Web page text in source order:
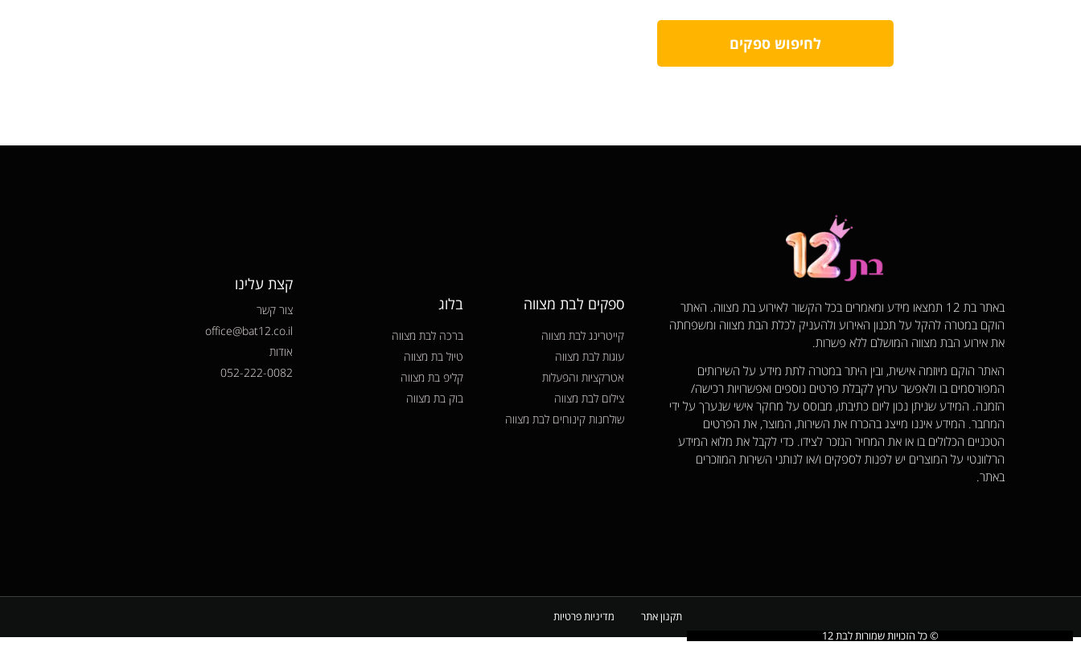
לחיפוש ספקים
באתר בת 12 תמצאו מידע ומאמרים בכל הקשור לאירוע בת מצווה. האתר
הוקם במטרה להקל על תכנון האירוע ולהעניק לכלת הבת מצווה ומשפחתה
את אירוע הבת מצווה המושלם ללא פשרות.
האתר הוקם מיוזמה אישית, ובין היתר במטרה לתת מידע על השירותים
המפורסמים בו ולאפשר ערוץ לקבלת פרטים נוספים ואפשרויות רכישה/
הזמנה. המידע שניתן נכון ליום כתיבתו, מבוסס על מחקר אישי שנערך על ידי
המחבר. המידע איננו מייצג בהכרח את השירות, המוצר, את הפרטים
הטכניים הכלולים בו או את המחיר הנזכר לצידו. כדי לקבל את מלוא המידע
הרלוונטי על המוצרים יש לפנות לספקים ו/או לנותני השירות המוזכרים
באתר.
ספקים לבת מצווה
קייטרינג לבת מצווה
עוגות לבת מצווה
אטרקציות והפעלות
צילום לבת מצווה
שולחנות קינוחים לבת מצווה
בלוג
ברכה לבת מצווה
טיול בת מצווה
קליפ בת מצווה
בוק בת מצווה
קצת עלינו
צור קשר
office@bat12.co.il
אודות
052-222-0082
תקנון אתר
מדיניות פרטיות
© כל הזכויות שמורות לבת 12​